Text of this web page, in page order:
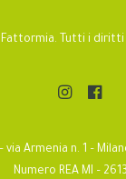
Tutti i diritti
via Armenia n. 1 –
Numero REA MI –